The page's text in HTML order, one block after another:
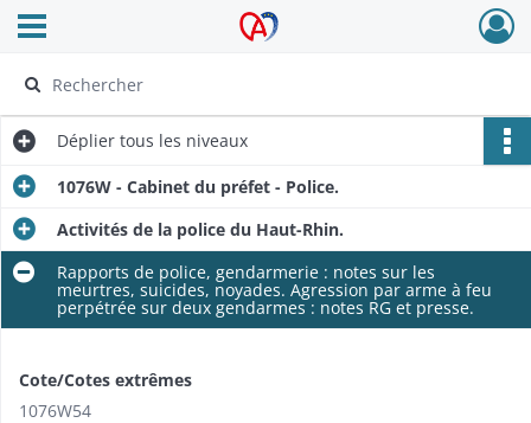
Archives Alsace - Colmar
Ouvrir le menu déroulant
Déplier tous les niveaux
1076W - Cabinet du préfet - Police.
Activités de la police du Haut-Rhin.
Rapports de police, gendarmerie : notes sur les
meurtres, suicides, noyades. Agression par arme à feu
perpétrée sur deux gendarmes : notes RG et presse.
Cote/Cotes extrêmes
1076W54